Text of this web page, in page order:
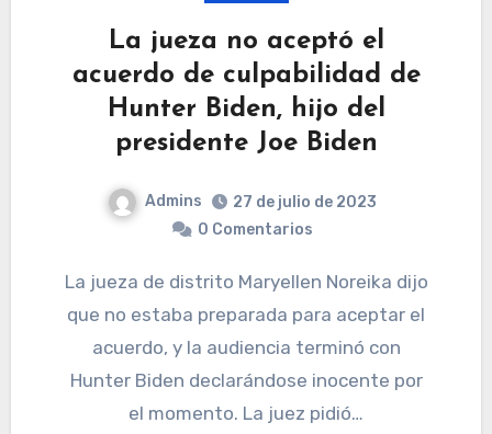
La jueza no aceptó el
acuerdo de culpabilidad de
Hunter Biden, hijo del
presidente Joe Biden
Admins
27 de julio de 2023
0 Comentarios
La jueza de distrito Maryellen Noreika dijo
que no estaba preparada para aceptar el
acuerdo, y la audiencia terminó con
Hunter Biden declarándose inocente por
el momento. La juez pidió…